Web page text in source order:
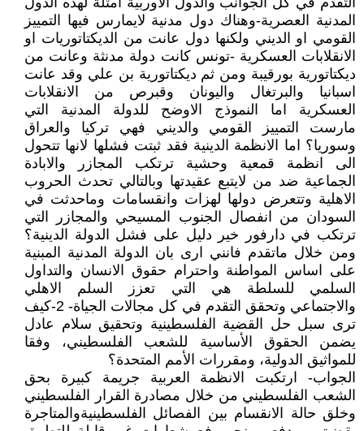
المدنية العصرية-وهناك دول مدنية لايمارس فيها التمييز
القومي او الديني ولكنها دول عانت من الديكتاتوريات او
الانقلابات العسكرية -تونس كانت دولة مدنثة وعانت من
ديكتاتورية بورقيبة ومن ثم ديكتاتورية بن علي وقد عانت
اسبانيا والبرتغال واليونان وقبرص من الانقلابات
العسكرية اما النموذج الاوضح للدولة المدنية التي
مارست التمييز القومي والديني فهي تركيا والعراق
وسوريا؟ اما الانظمة الدينية فقد ثبتت فشلها لانها تتحول
الى انظمة قمعية وحشية ترتكب المجازر والابادة
الجماعية ضد من لايتبع عقيدتها وبالتالي تحدث الحروب
الاهلية وتتعرض دولها لهزات وانقسامات وماحدثت في
السودان من انفصال الجنوب المسيحي والمجازر التي
ترتكب في دارفور خير دليل على فشل الدولة الدينية؟
ومن خلال ماتقدم فانني ارى بان الدولة المدنية المبنية
على اساس المواطنة واحترام حقوق الانسان والتداول
السلمي للسلطة هي التي تعزز السلم الاهلي
والاجتماعي وتحقق التقدم في كل مجالات الجياة- 2-كيف
ترى سبل حل القضية الفلسطينية وتحقيق سلام عادل
يضمن الحقوق الأساسية للشعب الفلسطيني، وفقا
للمواثيق الدولية، ومقررات الأمم المتحدة؟
الجواب- ارتكبت الانظمة العربية جريمة كبيرة بحق
الشعب الفلسطيني من خلال مصادرة القرار الفلسطيني
وخلق حالة الانقسام بين الفصائل الفلسطينيةوالمتاجرة